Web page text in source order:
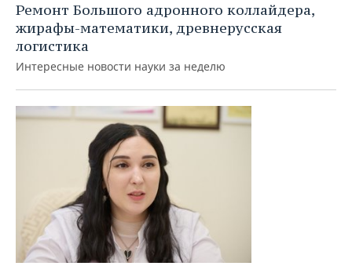
Ремонт Большого адронного коллайдера,
жирафы-математики, древнерусская
логистика
Интересные новости науки за неделю